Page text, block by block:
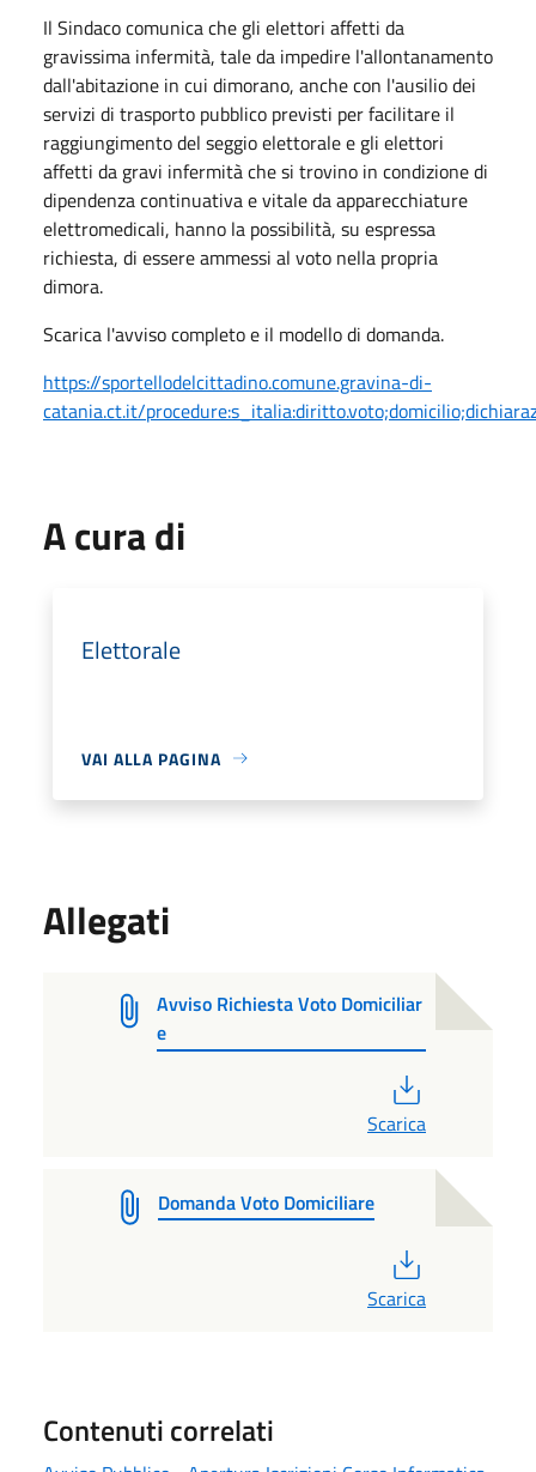
Il Sindaco comunica che gli elettori affetti da
gravissima infermità, tale da impedire l'allontanamento
dall'abitazione in cui dimorano, anche con l'ausilio dei
servizi di trasporto pubblico previsti per facilitare il
raggiungimento del seggio elettorale e gli elettori
affetti da gravi infermità che si trovino in condizione di
dipendenza continuativa e vitale da apparecchiature
elettromedicali, hanno la possibilità, su espressa
richiesta, di essere ammessi al voto nella propria
dimora.
Scarica l'avviso completo e il modello di domanda.
https://sportellodelcittadino.comune.gravina-di-
catania.ct.it/
A cura di
Elettorale
VAI ALLA PAGINA
Allegati
Avviso Richiesta Voto Domiciliar
e
Scarica
Domanda Voto Domiciliare
Scarica
Contenuti correlati